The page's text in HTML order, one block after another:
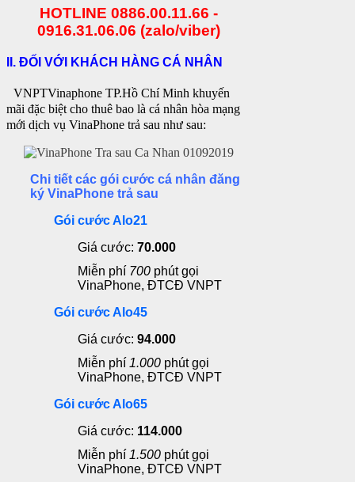
HOTLINE 0886.00.11.66 -
0916.31.06.06 (zalo/viber)
II. ĐỐI VỚI KHÁCH HÀNG CÁ NHÂN
VNPTVinaphone TP.Hồ Chí Minh khuyến
mãi đặc biệt cho thuê bao là cá nhân hòa mạng
mới dịch vụ VinaPhone trả sau như sau:
Chi tiết các gói cước cá nhân đăng
ký VinaPhone trả sau
Gói cước Alo21
Giá cước: 70.000
Miễn phí 700 phút gọi
VinaPhone, ĐTCĐ VNPT
Gói cước Alo45
Giá cước: 94.000
Miễn phí 1.000 phút gọi
VinaPhone, ĐTCĐ VNPT
Gói cước Alo65
Giá cước: 114.000
Miễn phí 1.500 phút gọi
VinaPhone, ĐTCĐ VNPT